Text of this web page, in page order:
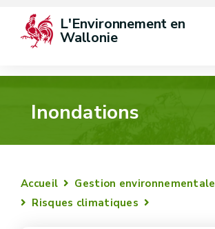
L'Environnement en
Wallonie
Inondations
Accueil
Gestion environnementale
Risques climatiques